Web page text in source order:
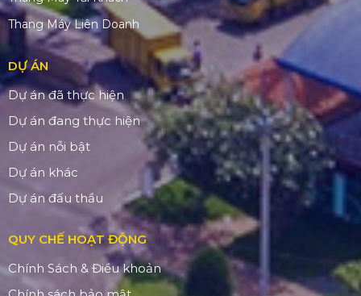
Thang Máy Liên Doanh
DỰ ÁN
Dự án đã thực hiện
Dự án đang thực hiện
Dự án nỗi bật
Dự án khác
Dự án đấu thầu
QUY CHẾ HOẠT ĐỘNG
Chính Sách & Điều khoản